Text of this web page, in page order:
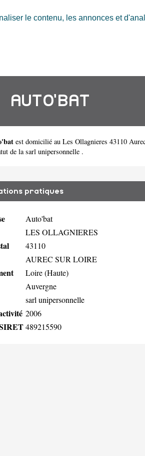
le contenu, les annonces et
AUTO'BAT
est domicilié au Les Ollagnieres 43110
de la sarl unipersonnelle .
pratiques
Auto'bat
LES OLLAGNIERES
43110
AUREC SUR LOIRE
Loire (Haute)
Auvergne
sarl unipersonnelle
2006
489215590